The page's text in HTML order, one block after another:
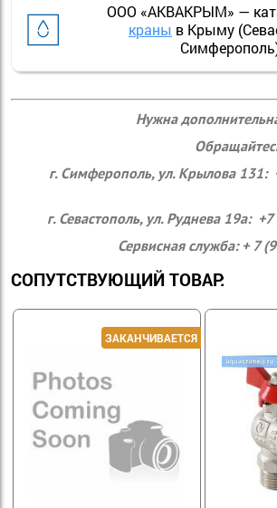
ООО «АКВАКРЫМ» —
краны в Крыму
Нужна
г. Симферополь, ул. Крылова 131:
г. Севастополь, ул. Руднева 19а:
Сервисная служба: + 7
СОПУТСТВУЮЩИЙ ТОВАР: